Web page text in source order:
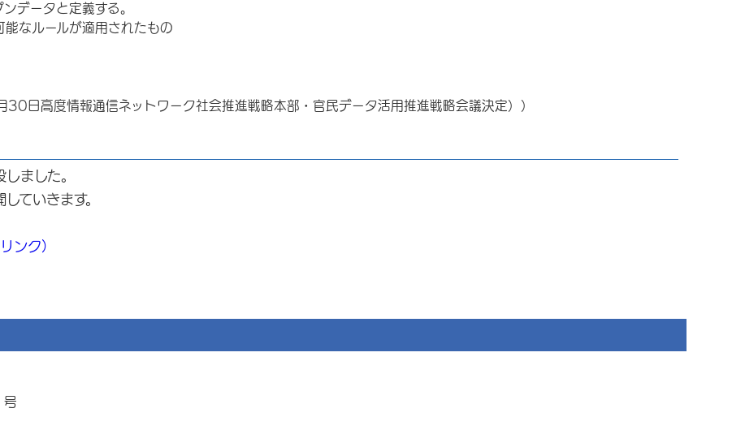
データと定義する。
なルールが適用されたもの
日高度情報通信ネットワーク社会推進戦略本部・官民データ活用推進戦略会議決定））
ました。
ていきます。
ク）
号